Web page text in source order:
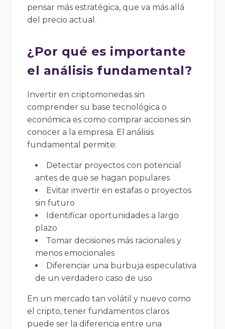
pensar más estratégica, que va más allá
del precio actual.
¿Por qué es importante
el análisis fundamental?
Invertir en criptomonedas sin
comprender su base tecnológica o
económica es como comprar acciones sin
conocer a la empresa. El análisis
fundamental permite:
Detectar proyectos con potencial
antes de que se hagan populares
Evitar invertir en estafas o proyectos
sin futuro
Identificar oportunidades a largo
plazo
Tomar decisiones más racionales y
menos emocionales
Diferenciar una burbuja especulativa
de un verdadero caso de uso
En un mercado tan volátil y nuevo como
el cripto, tener fundamentos claros
puede ser la diferencia entre una